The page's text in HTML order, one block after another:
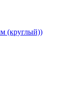
(круглый))